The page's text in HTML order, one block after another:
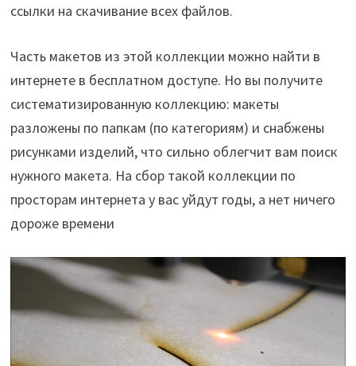
ссылки на скачивание всех файлов.
Часть макетов из этой коллекции можно найти в
интернете в бесплатном доступе. Но вы получите
систематизированную коллекцию: макеты
разложены по папкам (по категориям) и снабжены
рисунками изделий, что сильно облегчит вам поиск
нужного макета. На сбор такой коллекции по
просторам интернета у вас уйдут годы, а нет ничего
дороже времени